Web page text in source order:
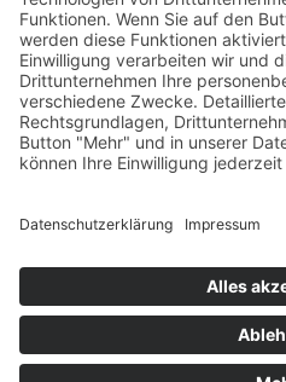
Fax: +49-30-